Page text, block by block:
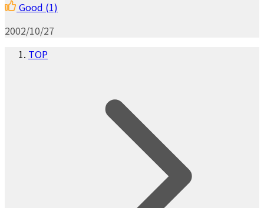
Good (1)
2002/10/27
TOP